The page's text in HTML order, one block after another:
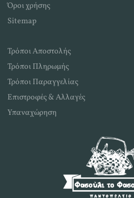
Όροι χρήσης
Sitemap
Τρόποι Αποστολής
Τρόποι Πληρωμής
Τρόποι Παραγγελίας
Επιστροφές & Αλλαγές
Υπαναχώρηση